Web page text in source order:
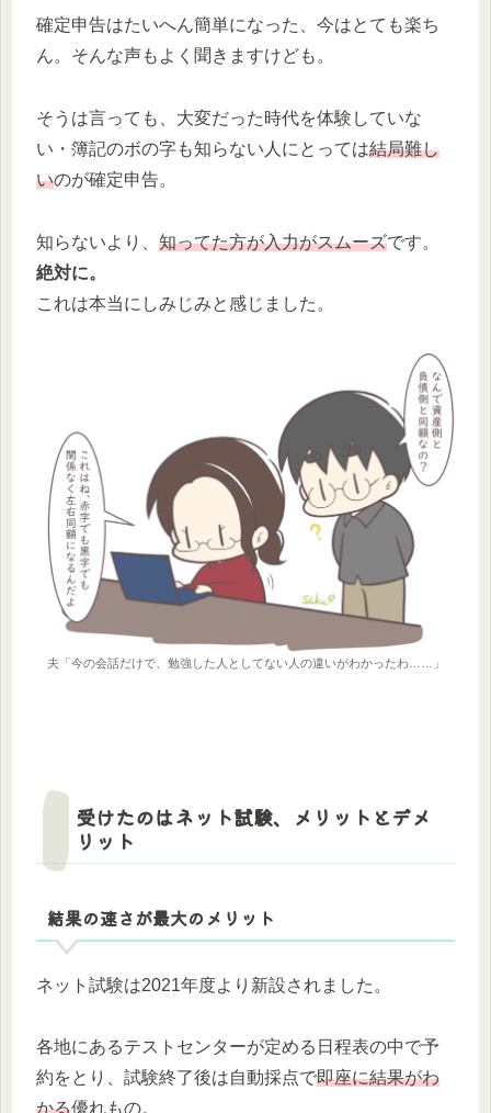
確定申告はたいへん簡単になった、今はとても楽ち
ん。そんな声もよく聞きますけども。
そうは言っても、大変だった時代を体験していな
い・簿記のボの字も知らない人にとっては結局難し
いのが確定申告。
知らないより、 知ってた方が入力がスムーズです。
絶対に。
これは本当にしみじみと感じました。
夫「今の会話だけで、勉強した人としてない人の違いがわかったわ……」
受けたのはネット試験、メリットとデメ
リット
結果の速さが最大のメリット
ネット試験は2021年度より新設されました。
各地にあるテストセンターが定める日程表の中で予
約をとり、試験終了後は自動採点で即座に結果がわ
かる優れもの。